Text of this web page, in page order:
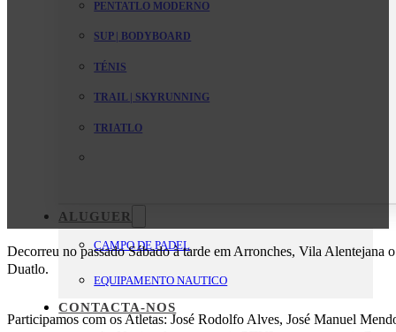
PENTATLO MODERNO
SUP | BODYBOARD
TÉNIS
TRAIL | SKYRUNNING
TRIATLO
ALUGUER
CAMPO DE PADEL
EQUIPAMENTO NAUTICO
CONTACTA-NOS
Decorreu no passado Sábado à tarde em Arronches, Vila Alentejana
Duatlo.
Participamos com os Atletas: José Rodolfo Alves, José Manuel